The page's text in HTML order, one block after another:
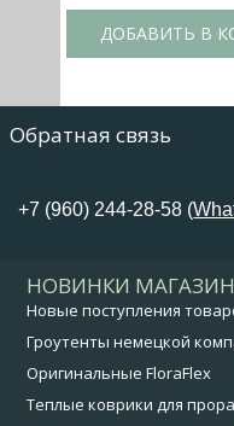
ДОБАВИТЬ В
Обратная связь
+7 (960) 244-28-58 (
НОВИНКИ
Новые поступления
Гроутенты немецкой
Оригинальные FloraFlex
Теплые коврики для